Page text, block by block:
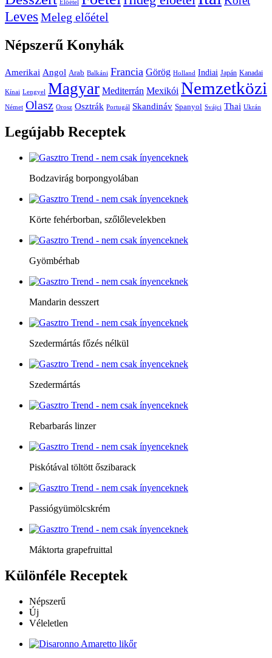
Előétel
Leves Meleg előétel
Népszerű Konyhák
Amerikai Angol Arab Balkáni Francia Görög Holland Indiai Japán Kanadai
Kínai Lengyel Magyar Mediterrán Mexikói Nemzetközi
Német Olasz Orosz Osztrák Portugál Skandináv Spanyol Svájci Thai Ukrán
Legújabb Receptek
Bodzavirág borpongyolában
Körte fehérborban, szőlőlevelekben
Gyömbérhab
Mandarin desszert
Szedermártás főzés nélkül
Szedermártás
Rebarbarás linzer
Piskótával töltött őszibarack
Passiógyümölcskrém
Máktorta grapefruittal
Különféle Receptek
Népszerű
Új
Véleletlen